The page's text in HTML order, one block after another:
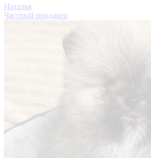
Наталья
Частный продавец